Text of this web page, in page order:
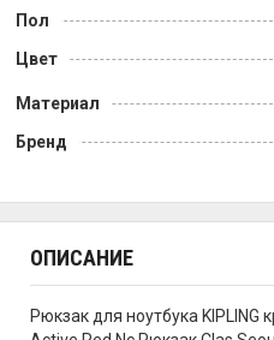
Пол
Цвет
Материал
Бренд
ОПИСАНИЕ
Рюкзак для ноутбука KIPLING